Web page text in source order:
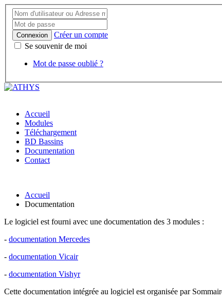
Connexion
Créer un compte
Se souvenir de moi
Mot de passe oublié ?
Accueil
Modules
Téléchargement
BD Bassins
Documentation
Contact
Accueil
Documentation
Le logiciel est fourni avec une documentation des 3 modules :
- documentation Mercedes
- documentation Vicair
- documentation Vishyr
Cette documentation intégrée au logiciel est organisée par